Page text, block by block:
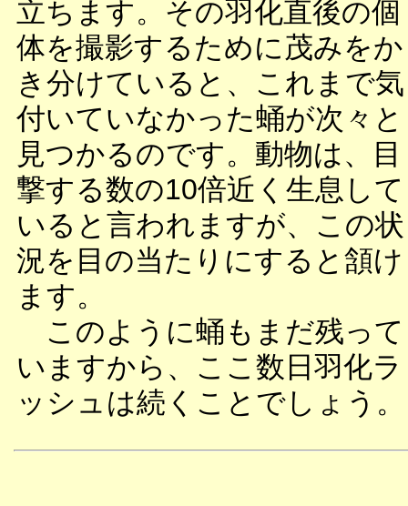
立ちます。その羽化直後の個
体を撮影するために茂みをか
き分けていると、これまで気
付いていなかった蛹が次々と
見つかるのです。動物は、目
撃する数の10倍近く生息して
いると言われますが、この状
況を目の当たりにすると頷け
ます。
このように蛹もまだ残って
いますから、ここ数日羽化ラ
ッシュは続くことでしょう。